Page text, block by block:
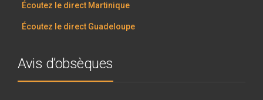
Écoutez le direct Martinique
Écoutez le direct Guadeloupe
Avis d’obsèques